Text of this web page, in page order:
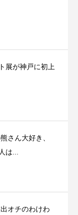
展が神戸に初上
さん大好き、
は...
オチのわけわ